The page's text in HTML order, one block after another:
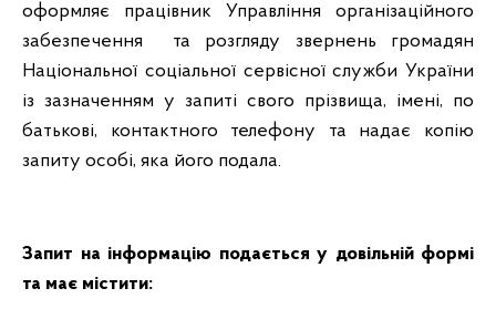
оформляє працівник Управління організаційного
забезпечення та розгляду звернень громадян
Національної соціальної сервісної служби України
із зазначенням у запиті свого прізвища, імені, по
батькові, контактного телефону та надає копію
запиту особі, яка його подала.
Запит на інформацію подається у довільній формі
та має містити: